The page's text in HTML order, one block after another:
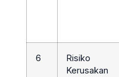
6
Risiko
Kerusakan